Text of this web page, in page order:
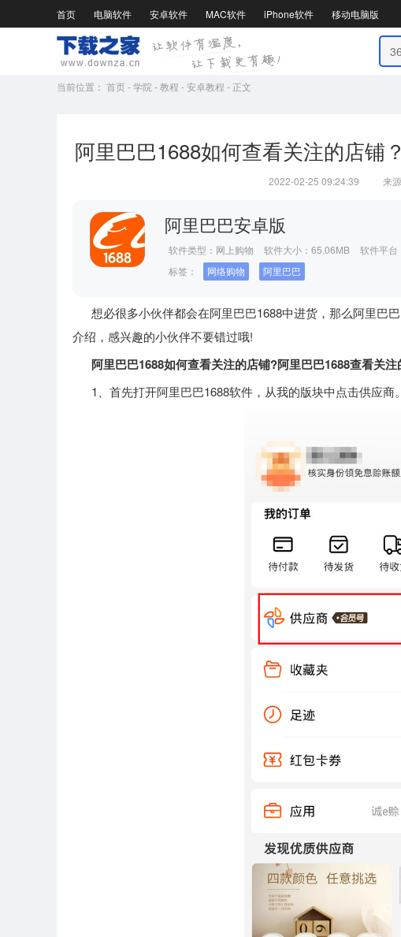
首页 电脑软件 安卓软件 MAC软件 iPhone软件 移动电脑版
当前位置： 首页-学院 -教程 -安卓教程 - 正文
阿里巴巴1688如何查看关注的店铺
2022-02-25 09:24:39 来
阿里巴巴安卓版
软件类型： 网上购物 软件大小：65.06MB 软件平
标签：
网络购物 阿里巴巴
想必很多小伙伴都会在阿里巴巴1688中进货，那么阿里巴
介绍，感兴趣的小伙伴不要错过哦!
阿里巴巴1688如何查看关注的店铺?阿里巴巴1688查看关注
1、首先打开阿里巴巴1688软件，从我的版块中点击供应商。